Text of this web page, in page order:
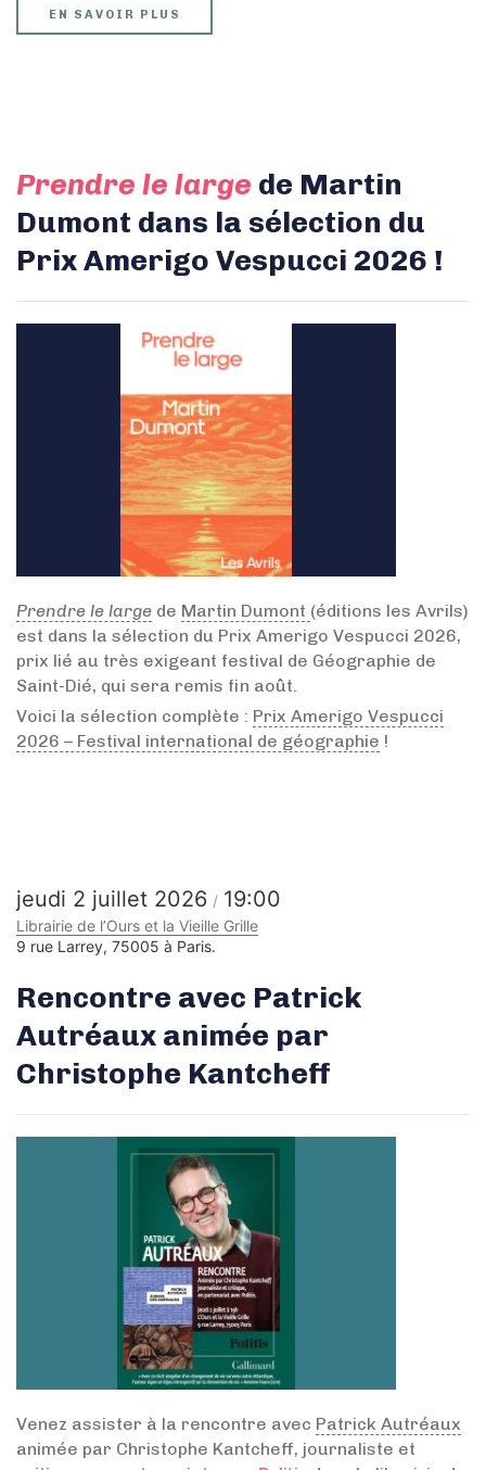
EN SAVOIR PLUS
Prendre le large de Martin
Dumont dans la sélection du
Prix Amerigo Vespucci 2026 !
Prendre le large de Martin Dumont (éditions les Avrils)
est dans la sélection du Prix Amerigo Vespucci 2026,
prix lié au très exigeant festival de Géographie de
Saint-Dié, qui sera remis fin août.
Voici la sélection complète : Prix Amerigo Vespucci
2026 – Festival international de géographie !
jeudi 2 juillet 2026 19:00
Librairie de l’Ours et la Vieille Grille
9 rue Larrey, 75005 à Paris.
Rencontre avec Patrick
Autréaux animée par
Christophe Kantcheff
Venez assister à la rencontre avec Patrick Autréaux
animée par Christophe Kantcheff, journaliste et